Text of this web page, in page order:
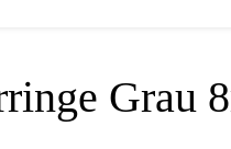
Grau